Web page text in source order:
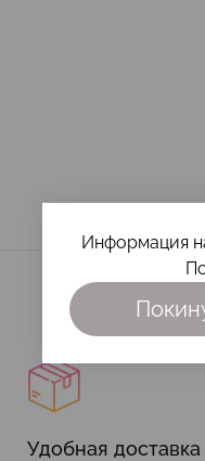
Удобная доставка
Информация